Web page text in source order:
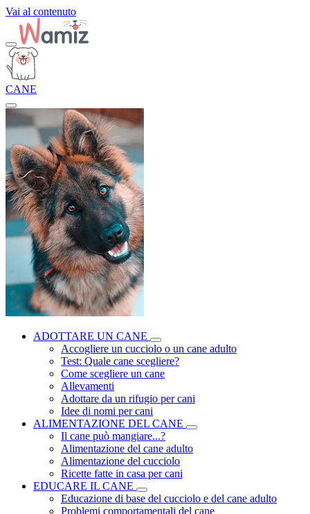
Vai al contenuto
CANE
ADOTTARE UN CANE
Accogliere un cucciolo o un cane adulto
Test: Quale cane scegliere?
Come scegliere un cane
Allevamenti
Adottare da un rifugio per cani
Idee di nomi per cani
ALIMENTAZIONE DEL CANE
Il cane può mangiare...?
Alimentazione del cane adulto
Alimentazione del cucciolo
Ricette fatte in casa per cani
EDUCARE IL CANE
Educazione di base del cucciolo e del cane adulto
Problemi comportamentali del cane